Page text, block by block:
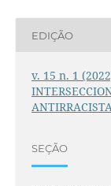
EDIÇÃO
v. 15 n. 1
SEÇÃO